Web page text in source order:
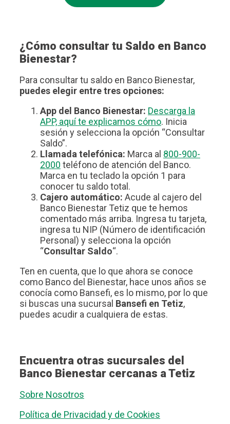
¿Cómo consultar tu Saldo en Banco
Bienestar?
Para consultar tu saldo en Banco Bienestar,
puedes elegir entre tres opciones:
App del Banco Bienestar: Descarga la
APP, aquí te explicamos cómo. Inicia
sesión y selecciona la opción “Consultar
Saldo”.
Llamada telefónica: Marca al 800-900-
2000 teléfono de atención del Banco.
Marca en tu teclado la opción 1 para
conocer tu saldo total.
Cajero automático: Acude al cajero del
Banco Bienestar Tetiz que te hemos
comentado más arriba. Ingresa tu tarjeta,
ingresa tu NIP (Número de identificación
Personal) y selecciona la opción
“Consultar Saldo“.
Ten en cuenta, que lo que ahora se conoce
como Banco del Bienestar, hace unos años se
conocía como Bansefi, es lo mismo, por lo que
si buscas una sucursal Bansefi en Tetiz,
puedes acudir a cualquiera de estas.
Encuentra otras sucursales del
Banco Bienestar cercanas a Tetiz
Sobre Nosotros
Política de Privacidad y de Cookies